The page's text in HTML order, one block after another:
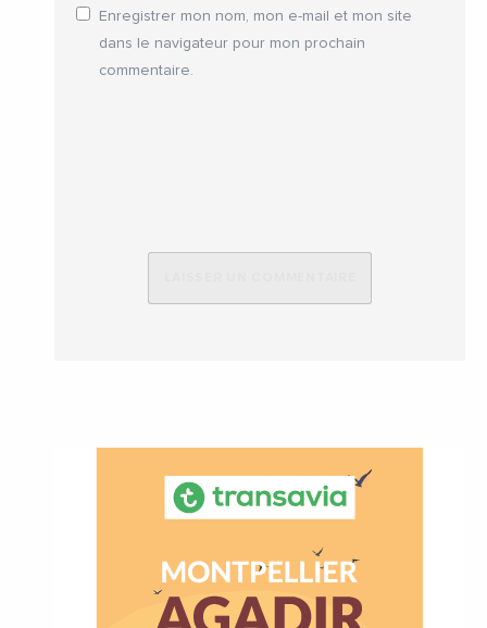
Enregistrer mon nom, mon e-mail et mon site
dans le navigateur pour mon prochain
commentaire.